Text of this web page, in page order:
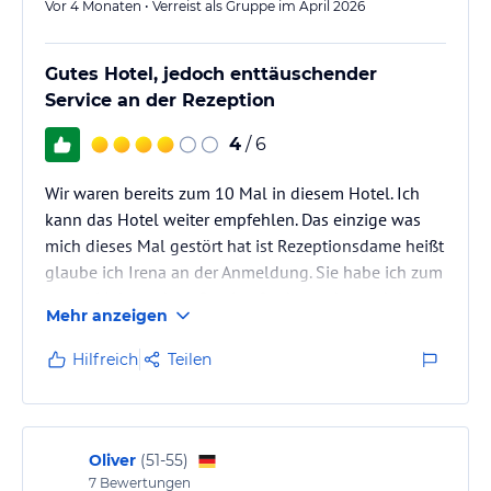
Vor 4 Monaten • Verreist als Gruppe im April 2026
Gutes Hotel, jedoch enttäuschender
Service an der Rezeption
4 / 6
Wir waren bereits zum 10 Mal in diesem Hotel. Ich
kann das Hotel weiter empfehlen. Das einzige was
mich dieses Mal gestört hat ist Rezeptionsdame heißt
glaube ich Irena an der Anmeldung. Sie habe ich zum
Frau ist wirklich falsch am Platz. Nach meiner Anfrage
für Saunatücher hat sie behauptet, dass wir bereits
die Saunatücher im Schrank in unserem Zimmer
hatten, obwohl es garnicht gestimmt hat. Es kann
doch nicht sein, dass man sich noch rechtfertigen
müsste. Es…
Mehr anzeigen
Hilfreich Teilen
Oliver (51-55)
7 Bewertungen